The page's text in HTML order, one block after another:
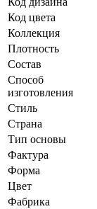
Код цвета
Коллекция
Плотность
Состав
Способ
изготовления
Стиль
Страна
Тип основы
Фактура
Форма
Цвет
Фабрика